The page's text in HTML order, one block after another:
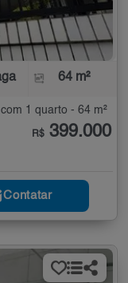
64 m²
1 quarto - 64 m²
R$ 399.000
Contatar